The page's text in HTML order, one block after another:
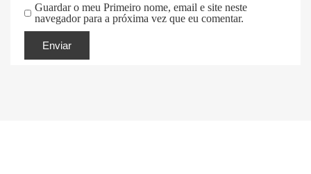
Guardar o meu Primeiro nome, email e site neste
navegador para a próxima vez que eu comentar.